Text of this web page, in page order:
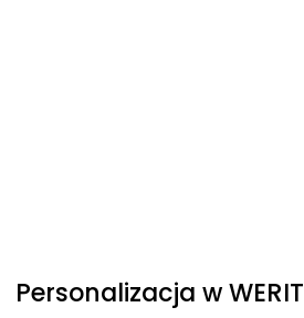
Personalizacja wWERIT